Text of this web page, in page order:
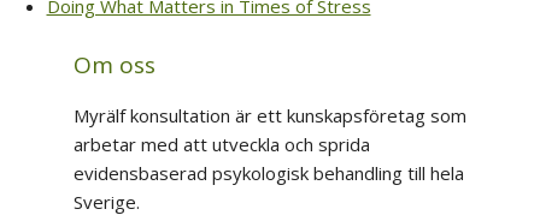
Doing What Matters in Times of Stress
Om oss
Myrälf konsultation är ett kunskapsföretag som
arbetar med att utveckla och sprida
evidensbaserad psykologisk behandling till hela
Sverige.